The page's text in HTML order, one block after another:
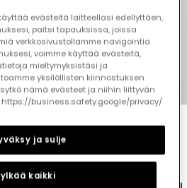
3 4 5 6
evästeitä laitteellasi edellyttäen,
paitsi tapauksissa, joissa
verkkosivustollamme navigointia
voimme käyttää evästeitä,
mieltymyksistäsi ja
yksilöllisten kiinnostuksen
nämä evästeet ja niihin liittyvän
business.safety.google/privacy/
kaikki
ja sulje